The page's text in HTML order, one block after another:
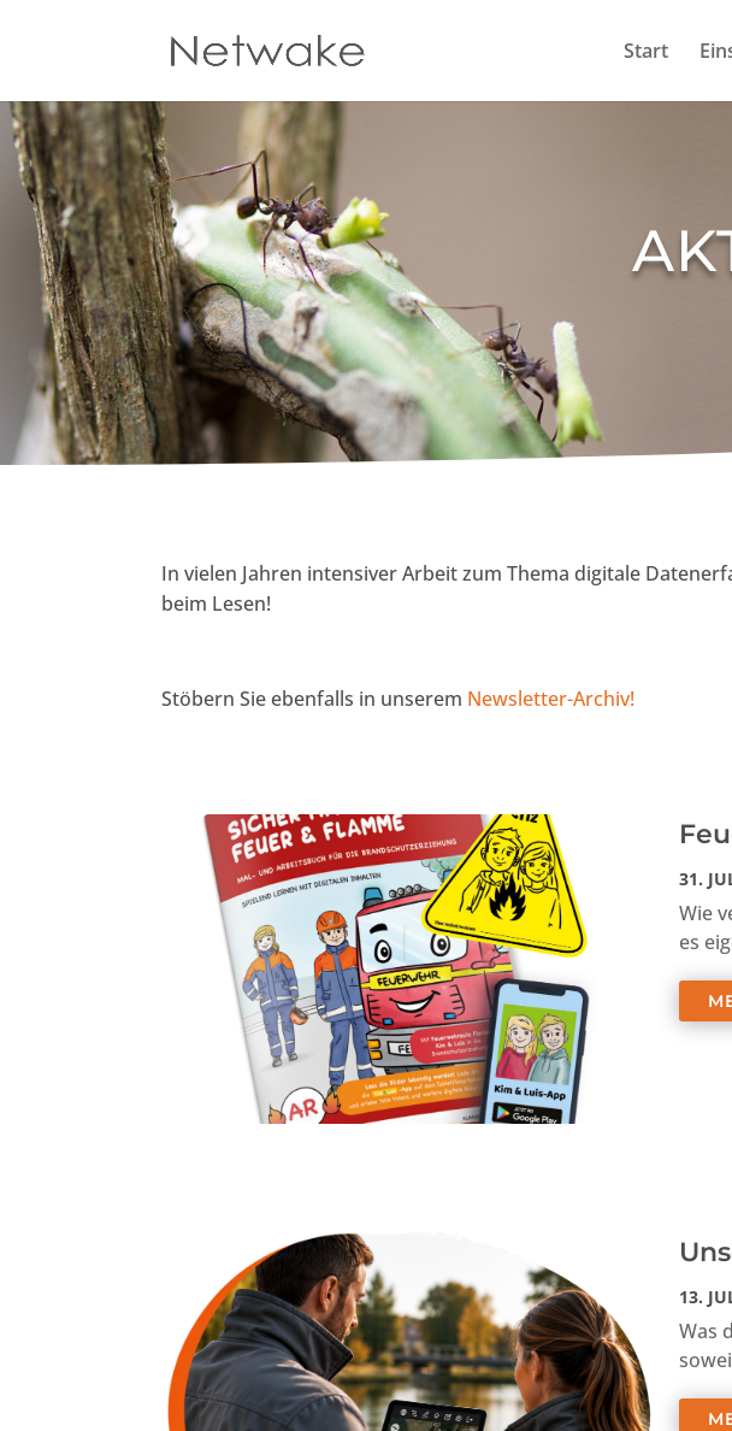
Start
In vielen Jahren intensiver Arbeit zum Thema digitale
beim Lesen!
Stöbern Sie ebenfalls in unserem Newsletter-Archiv!
31.
Wie
es
13.
Was